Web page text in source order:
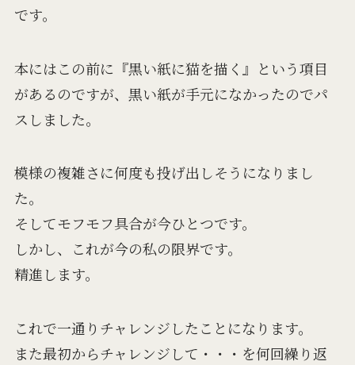
です。
本にはこの前に『黒い紙に猫を描く』という項目
があるのですが、黒い紙が手元になかったのでパ
スしました。
模様の複雑さに何度も投げ出しそうになりまし
た。
そしてモフモフ具合が今ひとつです。
しかし、これが今の私の限界です。
精進します。
これで一通りチャレンジしたことになります。
また最初からチャレンジして・・・を何回繰り返